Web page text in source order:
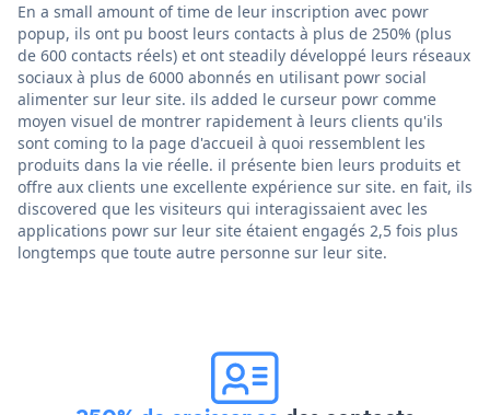
En a small amount of time de leur inscription avec powr
popup, ils ont pu boost leurs contacts à plus de 250% (plus
de 600 contacts réels) et ont steadily développé leurs réseaux
sociaux à plus de 6000 abonnés en utilisant powr social
alimenter sur leur site. ils added le curseur powr comme
moyen visuel de montrer rapidement à leurs clients qu'ils
sont coming to la page d'accueil à quoi ressemblent les
produits dans la vie réelle. il présente bien leurs produits et
offre aux clients une excellente expérience sur site. en fait, ils
discovered que les visiteurs qui interagissaient avec les
applications powr sur leur site étaient engagés 2,5 fois plus
longtemps que toute autre personne sur leur site.